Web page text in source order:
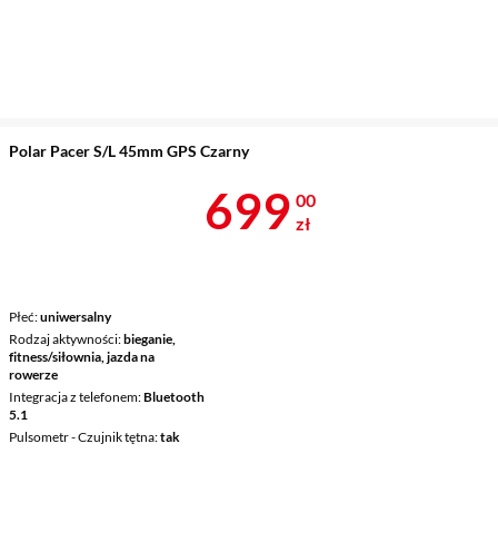
Polar Pacer S/L 45mm GPS Czarny
Płeć uniwersalny
Rodzaj aktywności bieganie,
fitness/siłownia, jazda na
rowerze
Integracja z telefonem Bluetooth
5.1
Pulsometr - Czujnik tętna tak
Cena 699 zł
699 00
zł